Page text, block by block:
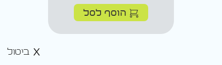
הוסף לסל
ביטול